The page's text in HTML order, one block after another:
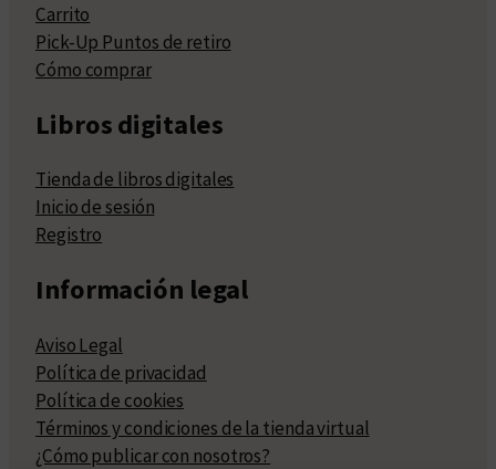
Carrito
Pick-Up Puntos de retiro
Cómo comprar
Libros digitales
Tienda de libros digitales
Inicio de sesión
Registro
Información legal
Aviso Legal
Política de privacidad
Política de cookies
Términos y condiciones de la tienda virtual
¿Cómo publicar con nosotros?